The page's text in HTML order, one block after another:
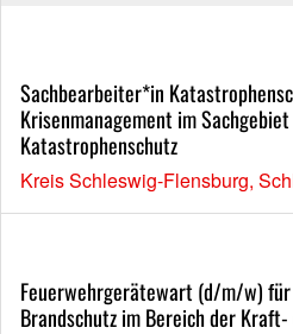
Sachbearbeiter*in
Krisenmanagement im
Katastrophenschutz
Kreis Schleswig-Flensburg,
Feuerwehrgerätewart (d/m/w) für
Brandschutz im Bereich der